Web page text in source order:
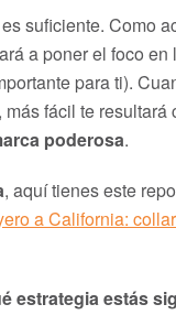
suficiente. Como
a poner el foco
para ti).
fácil te
poderosa.
, aquí tienes este
a California:
estrategia estás